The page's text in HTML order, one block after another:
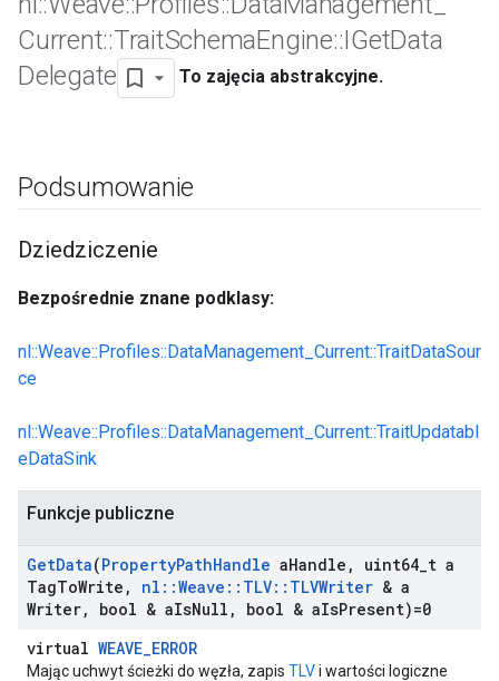
Current::TraitSchemaEngine::IGetData
Delegate
To zajęcia abstrakcyjne.
Podsumowanie
Dziedziczenie
Bezpośrednie znane podklasy:
nl::Weave::Profiles::DataManagement_Current::TraitDataSour
ce
nl::Weave::Profiles::DataManagement_Current::TraitUpdatabl
eDataSink
Funkcje publiczne
GetData(PropertyPathHandle aHandle , uint64 t a
TagToWrite , nl ::Weave :: TLV:: TLVWriter & a
Writer, bool & aIsNull , bool & aIsPresent)=0
virtual WEAVE_ERROR
Mając uchwyt ścieżki do węzła, zapis TLVi wartości logiczne